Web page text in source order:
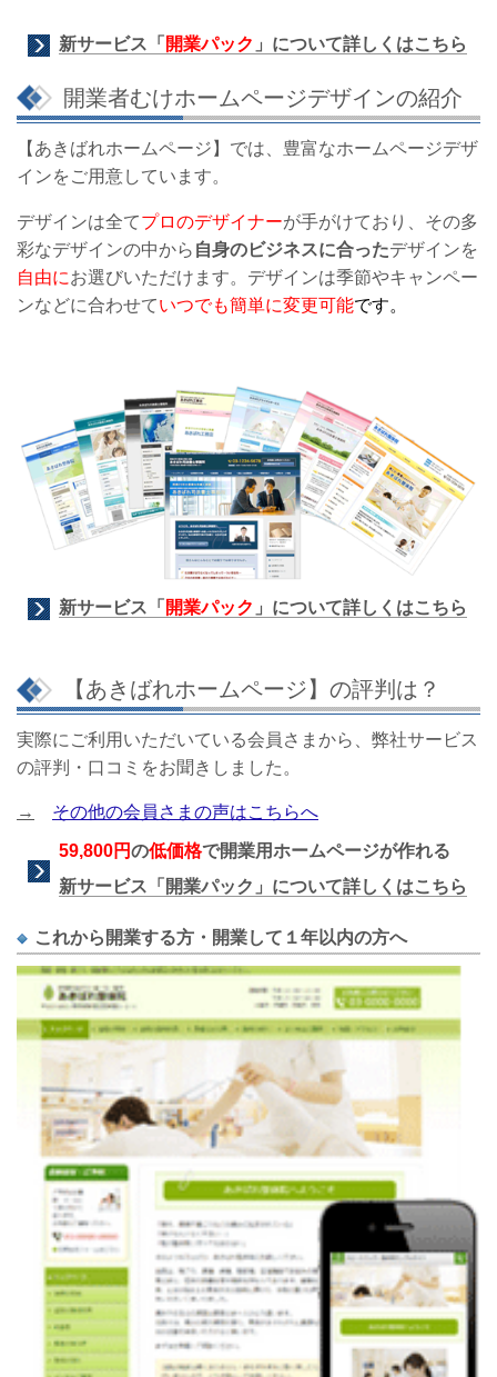
新サービス「 開業パック 」について詳しくはこちら
開業者むけホームページデザインの紹介
【あきばれホームページ】では、豊富なホームページデザ
インをご用意しています。
デザインは全てプロのデザイナーが手がけており、その多
彩なデザインの中から 自身のビジネスに合ったデザインを
自由にお選びいただけます。 デザインは季節やキャンペー
ンなどに合わせていつでも簡単に変更可能です。
新サービス「 開業パック 」について詳しくはこちら
【あきばれホームページ】の評判は？
実際にご利用いただいている会員さまから、弊社サービス
の評判・口コミをお聞きしました。
→ その他の会員さまの声はこちらへ
59,800円の低価格で開業用ホームページが作れる
新サービス「 開業パック 」について詳しくはこちら
これから開業する方・開業して１年以内の方へ